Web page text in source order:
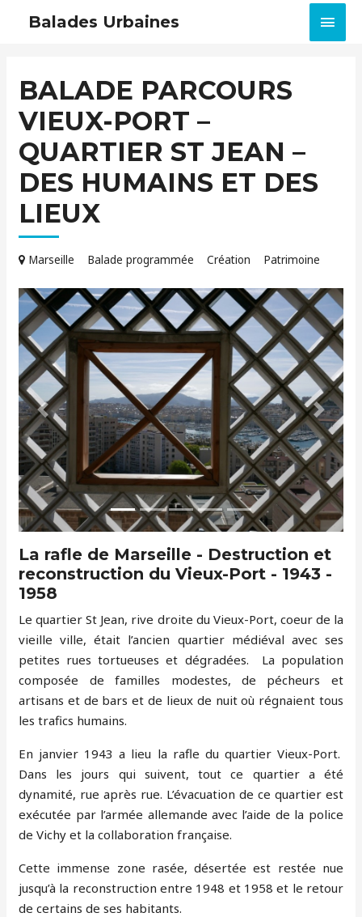
Balades Urbaines
BALADE PARCOURS
VIEUX-PORT –
QUARTIER ST JEAN –
DES HUMAINS ET DES
LIEUX
Marseille Balade programmée Création Patrimoine
Précédent Suivant
La rafle de Marseille - Destruction et
reconstruction du Vieux-Port - 1943 -
1958
Le quartier St Jean, rive droite du Vieux-Port, coeur de la
vieille ville, était l’ancien quartier médiéval avec ses
petites rues tortueuses et dégradées. La population
composée de familles modestes, de pécheurs et
artisans et de bars et de lieux de nuit où régnaient tous
les trafics humains.
En janvier 1943 a lieu la rafle du quartier Vieux-Port.
Dans les jours qui suivent, tout ce quartier a été
dynamité, rue après rue. L’évacuation de ce quartier est
exécutée par l’armée allemande avec l’aide de la police
de Vichy et la collaboration française.
Cette immense zone rasée, désertée est restée nue
jusqu’à la reconstruction entre 1948 et 1958 et le retour
de certains de ses habitants.